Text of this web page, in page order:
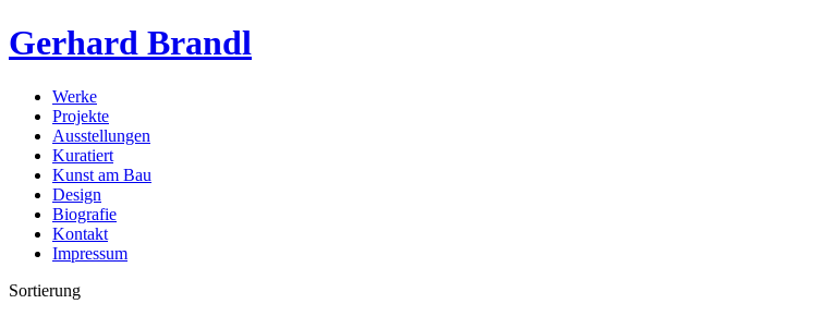
Gerhard Brandl
Werke
Projekte
Ausstellungen
Kuratiert
Kunst am Bau
Design
Biografie
Kontakt
Impressum
Sortierung